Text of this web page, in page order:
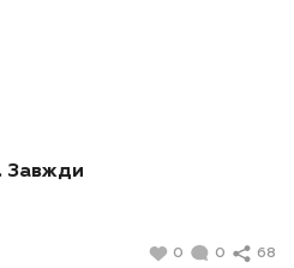
Завжди
0 0 68